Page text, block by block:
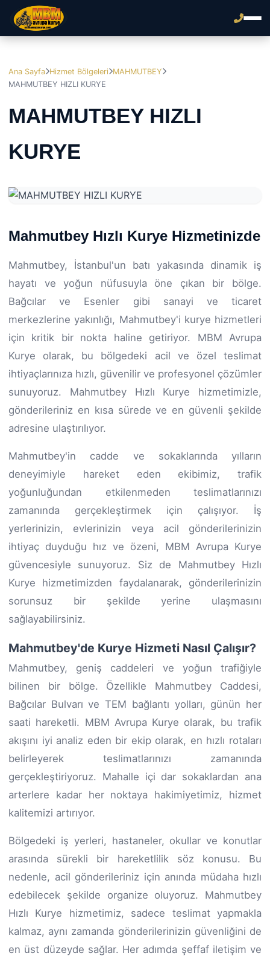
Ana Sayfa Hizmet Bölgeleri MAHMUTBEY
MAHMUTBEY HIZLI KURYE
MAHMUTBEY HIZLI
KURYE
Mahmutbey Hızlı Kurye Hizmetinizde
Mahmutbey, İstanbul'un batı yakasında dinamik iş
hayatı ve yoğun nüfusuyla öne çıkan bir bölge.
Bağcılar ve Esenler gibi sanayi ve ticaret
merkezlerine yakınlığı, Mahmutbey'i kurye hizmetleri
için kritik bir nokta haline getiriyor. MBM Avrupa
Kurye olarak, bu bölgedeki acil ve özel teslimat
ihtiyaçlarınıza hızlı, güvenilir ve profesyonel çözümler
sunuyoruz. Mahmutbey Hızlı Kurye hizmetimizle,
gönderileriniz en kısa sürede ve en güvenli şekilde
adresine ulaştırılıyor.
Mahmutbey'in cadde ve sokaklarında yılların
deneyimiyle hareket eden ekibimiz, trafik
yoğunluğundan etkilenmeden teslimatlarınızı
zamanında gerçekleştirmek için çalışıyor. İş
yerlerinizin, evlerinizin veya acil gönderilerinizin
ihtiyaç duyduğu hız ve özeni, MBM Avrupa Kurye
güvencesiyle sunuyoruz. Siz de Mahmutbey Hızlı
Kurye hizmetimizden faydalanarak, gönderilerinizin
sorunsuz bir şekilde yerine ulaşmasını
sağlayabilirsiniz.
Mahmutbey'de Kurye Hizmeti Nasıl Çalışır?
Mahmutbey, geniş caddeleri ve yoğun trafiğiyle
bilinen bir bölge. Özellikle Mahmutbey Caddesi,
Bağcılar Bulvarı ve TEM bağlantı yolları, günün her
saati hareketli. MBM Avrupa Kurye olarak, bu trafik
akışını iyi analiz eden bir ekip olarak, en hızlı rotaları
belirleyerek teslimatlarınızı zamanında
gerçekleştiriyoruz. Mahalle içi dar sokaklardan ana
arterlere kadar her noktaya hakimiyetimiz, hizmet
kalitemizi artırıyor.
Bölgedeki iş yerleri, hastaneler, okullar ve konutlar
arasında sürekli bir hareketlilik söz konusu. Bu
nedenle, acil gönderileriniz için anında müdaha hızlı
edebilecek şekilde organize oluyoruz. Mahmutbey
Hızlı Kurye hizmetimiz, sadece teslimat yapmakla
kalmaz, aynı zamanda gönderilerinizin güvenliğini de
en üst düzeyde sağlar. Her adımda şeffaf iletişim ve